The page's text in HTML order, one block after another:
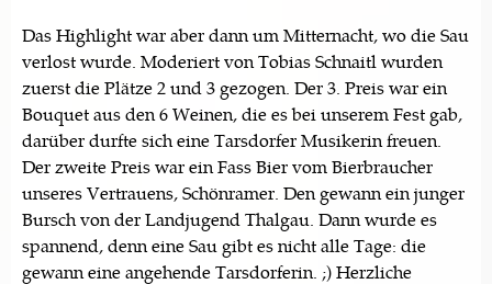
Das Highlight war aber dann um Mitternacht, wo die Sau
verlost wurde. Moderiert von Tobias Schnaitl wurden
zuerst die Plätze 2 und 3 gezogen. Der 3. Preis war ein
Bouquet aus den 6 Weinen, die es bei unserem Fest gab,
darüber durfte sich eine Tarsdorfer Musikerin freuen.
Der zweite Preis war ein Fass Bier vom Bierbraucher
unseres Vertrauens, Schönramer. Den gewann ein junger
Bursch von der Landjugend Thalgau. Dann wurde es
spannend, denn eine Sau gibt es nicht alle Tage: die
gewann eine angehende Tarsdorferin. ;) Herzliche